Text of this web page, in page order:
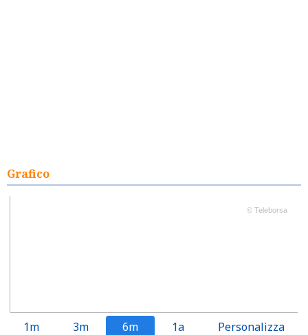
Grafico
© Teleborsa
1m 3m 6m 1a Personalizza